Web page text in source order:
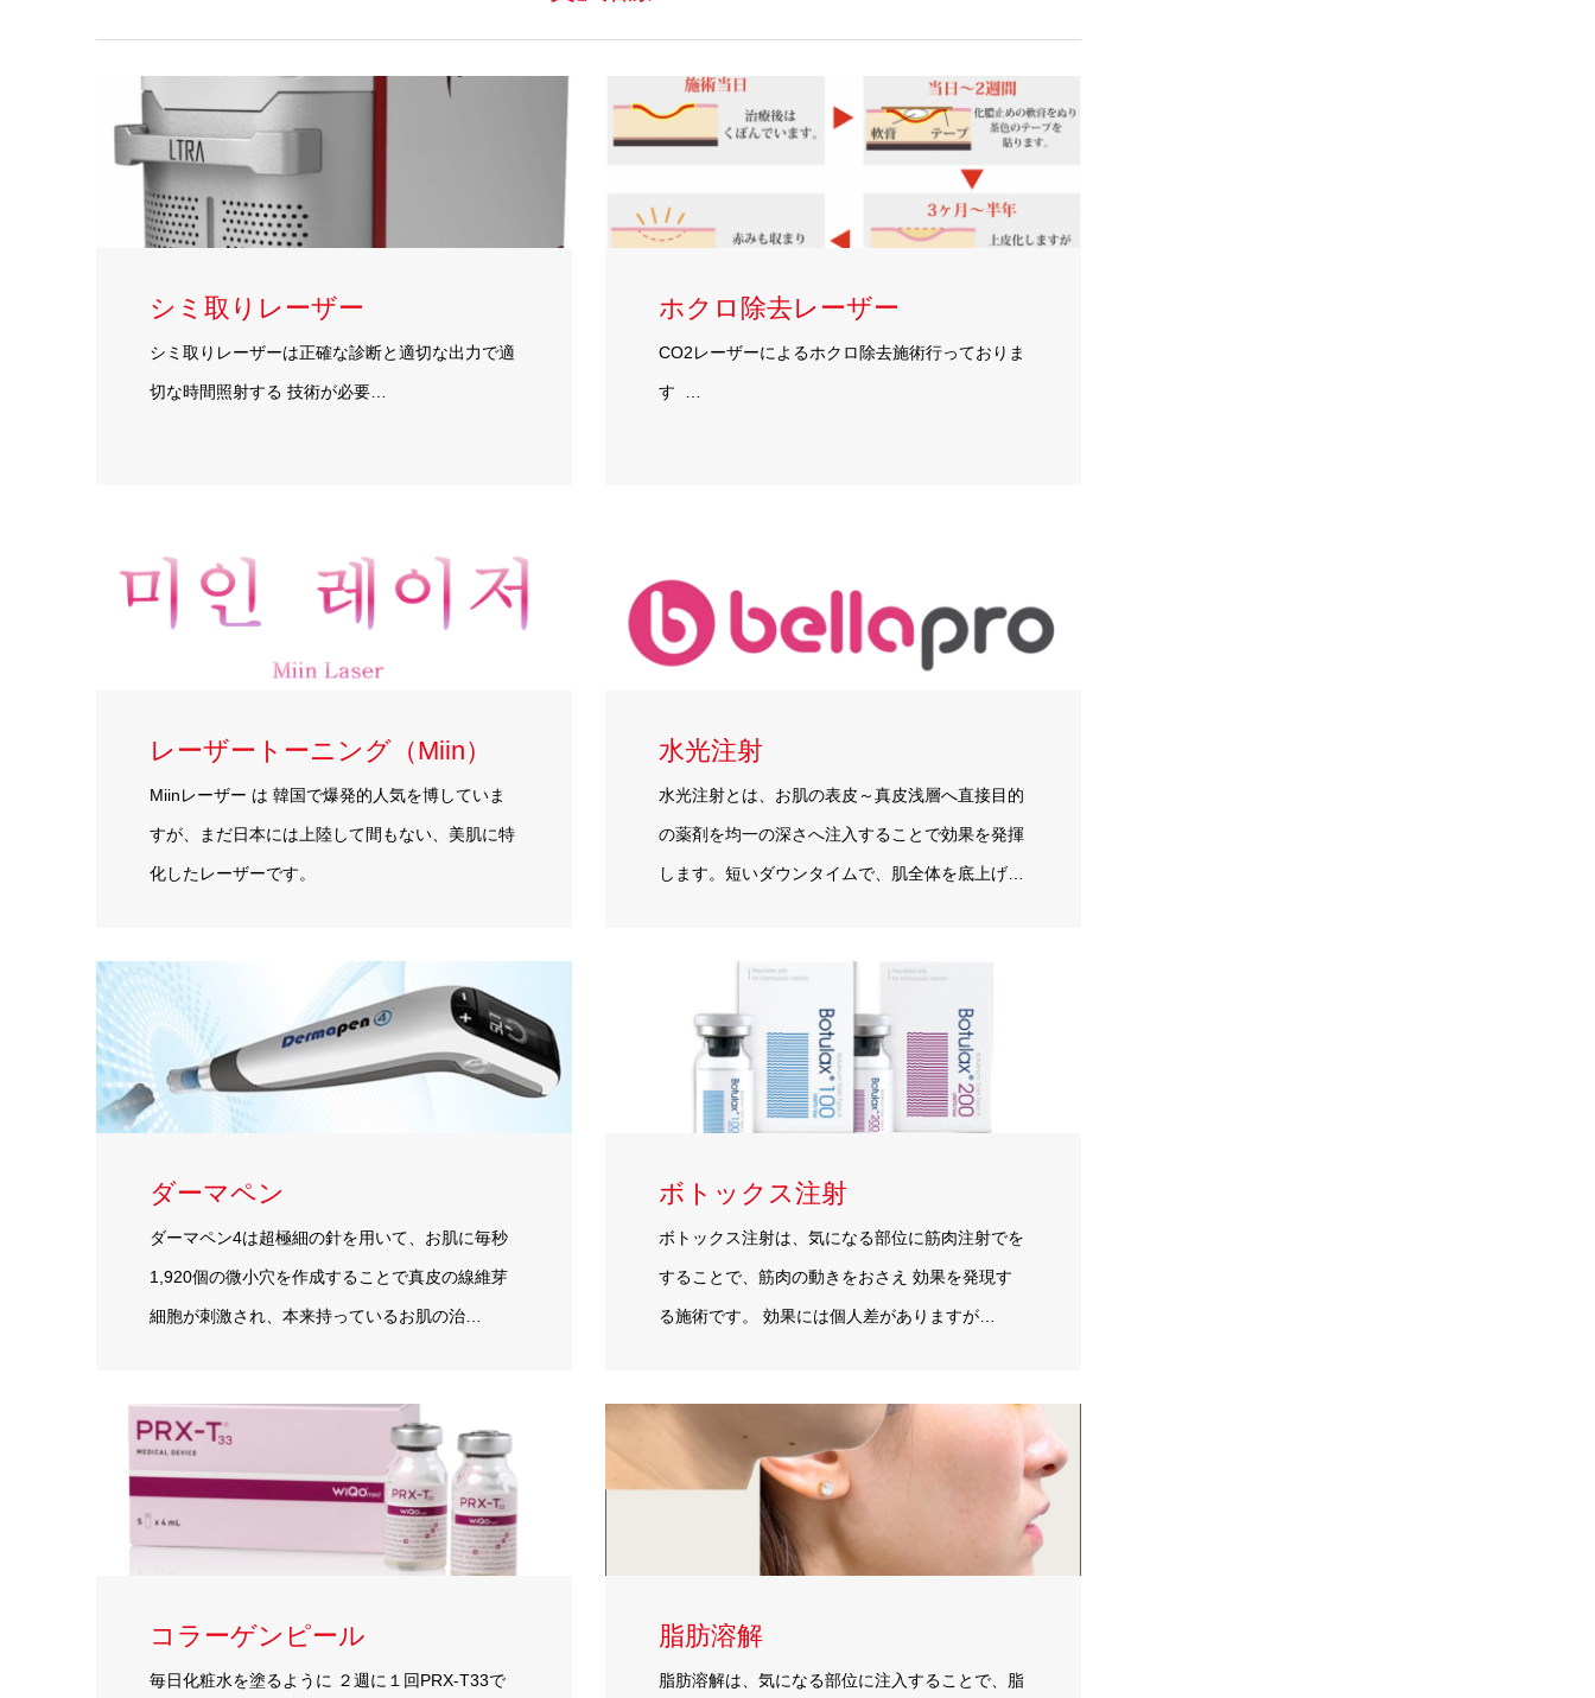
シミ取りレーザー
シミ取りレーザーは正確な診断と適切な出力で適
切な時間照射する 技術が必要…
ホクロ除去レーザー
CO2レーザーによるホクロ除去施術行っておりま
す …
レーザートーニング（Miin）
Miinレーザー は 韓国で爆発的人気を博していま
すが、まだ日本には上陸して間もない、美肌に特
化したレーザーです。
水光注射
水光注射とは、お肌の表皮～真皮浅層へ直接目的
の薬剤を均一の深さへ注入することで効果を発揮
します。短いダウンタイムで、肌全体を底上げ…
ダーマペン
ダーマペン4は超極細の針を用いて、お肌に毎秒
1,920個の微小穴を作成することで真皮の線維芽
細胞が刺激され、本来持っているお肌の治…
ボトックス注射
ボトックス注射は、気になる部位に筋肉注射でを
することで、筋肉の動きをおさえ 効果を発現す
る施術です。 効果には個人差がありますが…
コラーゲンピール
毎日化粧水を塗るように ２週に１回PRX-T33で
脂肪溶解
脂肪溶解は、気になる部位に注入することで、脂